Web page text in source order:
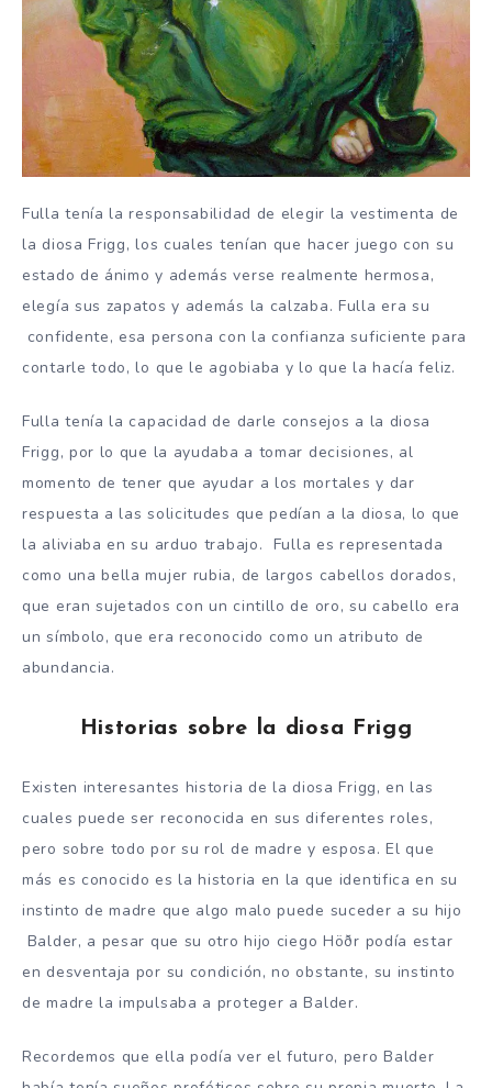
Fulla tenía la responsabilidad de elegir la vestimenta de
la diosa Frigg, los cuales tenían que hacer juego con su
estado de ánimo y además verse realmente hermosa,
elegía sus zapatos y además la calzaba. Fulla era su
confidente, esa persona con la confianza suficiente para
contarle todo, lo que le agobiaba y lo que la hacía feliz.
Fulla tenía la capacidad de darle consejos a la diosa
Frigg, por lo que la ayudaba a tomar decisiones, al
momento de tener que ayudar a los mortales y dar
respuesta a las solicitudes que pedían a la diosa, lo que
la aliviaba en su arduo trabajo. Fulla es representada
como una bella mujer rubia, de largos cabellos dorados,
que eran sujetados con un cintillo de oro, su cabello era
un símbolo, que era reconocido como un atributo de
abundancia.
Historias sobre la diosa Frigg
Existen interesantes historia de la diosa Frigg, en las
cuales puede ser reconocida en sus diferentes roles,
pero sobre todo por su rol de madre y esposa. El que
más es conocido es la historia en la que identifica en su
instinto de madre que algo malo puede suceder a su hijo
Balder, a pesar que su otro hijo ciego Höðr podía estar
en desventaja por su condición, no obstante, su instinto
de madre la impulsaba a proteger a Balder.
Recordemos que ella podía ver el futuro, pero Balder